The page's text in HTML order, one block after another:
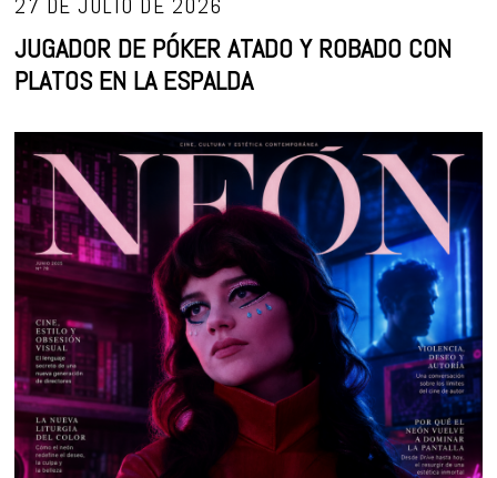
27 DE JULIO DE 2026
JUGADOR DE PÓKER ATADO Y ROBADO CON
PLATOS EN LA ESPALDA